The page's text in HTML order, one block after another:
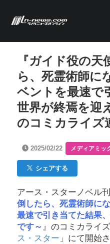
『ガイド役の
ら、死霊術師に
ベントを最速で
世界が終焉を迎
のコミカライズ
2025/02/22 メディアミッ
シェアする
アース・スターノベル
倒したら、死霊術師に
最速で引き当てた結果
です～ 』のコミカライ
ス・スター 」にて開始